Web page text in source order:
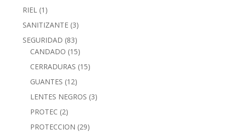
RIEL (1)
SANITIZANTE (3)
SEGURIDAD (83)
CANDADO (15)
CERRADURAS (15)
GUANTES (12)
LENTES NEGROS (3)
PROTEC (2)
PROTECCION (29)